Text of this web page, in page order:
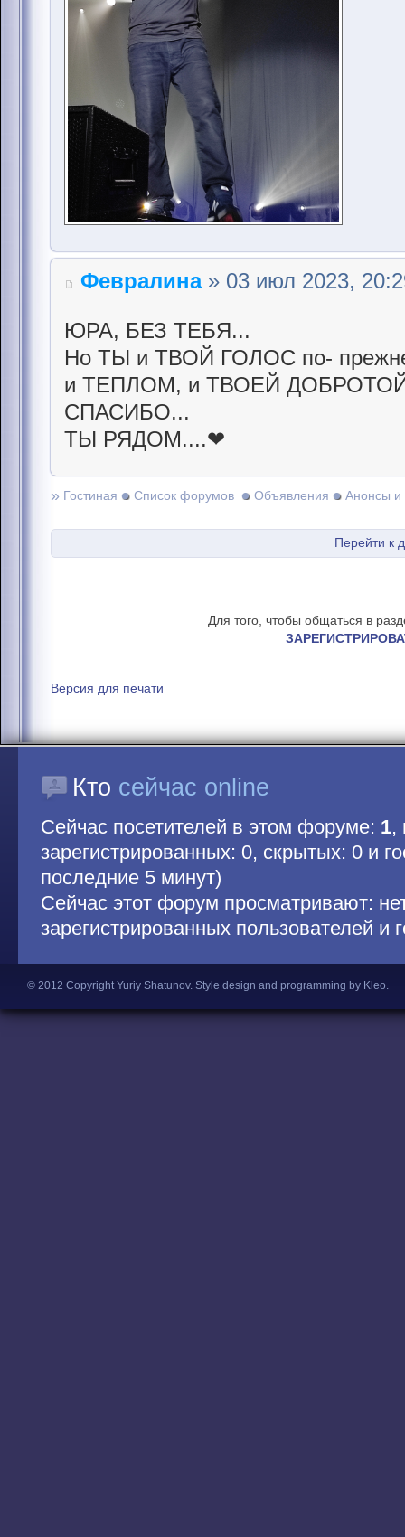
Февралина» 03 июл 2023,
ЮРА, БЕЗ ТЕБЯ...
Но ТЫ и ТВОЙ ГОЛОС по-
и ТЕПЛОМ, и ТВОЕЙ
СПАСИБО...
ТЫ РЯДОМ....❤
» Гостиная Список форумов Объявления Анонсы и
Перейти к
Для того, чтобы общаться в
Версия для печати
Кто сейчас online
Сейчас посетителей в этом форуме: 1,
зарегистрированных: 0, скрытых: 0 и
последние 5 минут)
Сейчас этот форум просматривают:
зарегистрированных пользователей и
© 2012 Copyright Yuriy Shatunov. Style design and programming by Kleo.